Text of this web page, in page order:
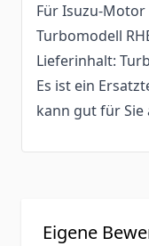
Für Isuzu-Motor
Turbomodell
Lieferinhalt:
Es ist ein
kann gut für Sie
Eigene